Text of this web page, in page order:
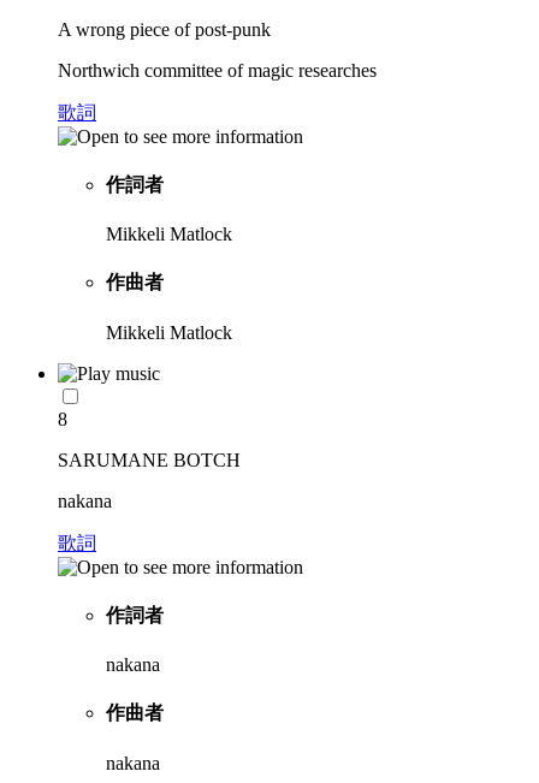
A wrong piece of post-punk
Northwich committee of magic researches
歌詞
作詞者
Mikkeli Matlock
作曲者
Mikkeli Matlock
8
SARUMANE BOTCH
nakana
歌詞
作詞者
nakana
作曲者
nakana